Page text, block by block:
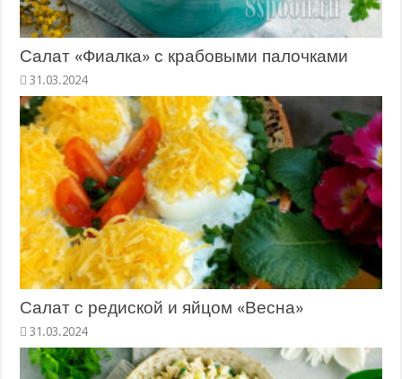
Салат «Фиалка» с крабовыми палочками
Салат с редиской и яйцом «Весна»